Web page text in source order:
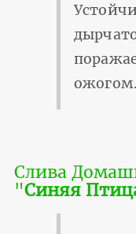
ожогом.
Слива
"Синяя